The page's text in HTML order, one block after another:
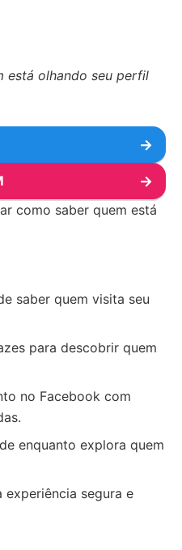
está olhando seu perfil
→
→
como saber quem está
saber quem visita seu
para descobrir quem
no Facebook com
enquanto explora quem
experiência segura e